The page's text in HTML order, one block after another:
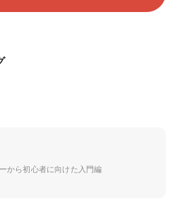
から初心者に向けた入門編